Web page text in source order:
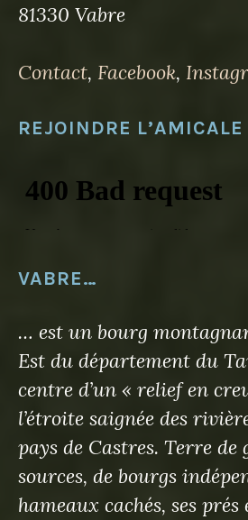
81330 Vabre
Contact, Facebook,
REJOINDRE L’AMICALE
VABRE…
… est un bourg
Est du département du
centre d’un « relief en
l’étroite saignée des
pays de Castres. Terre
sources, de bourgs
hameaux cachés, ses prés